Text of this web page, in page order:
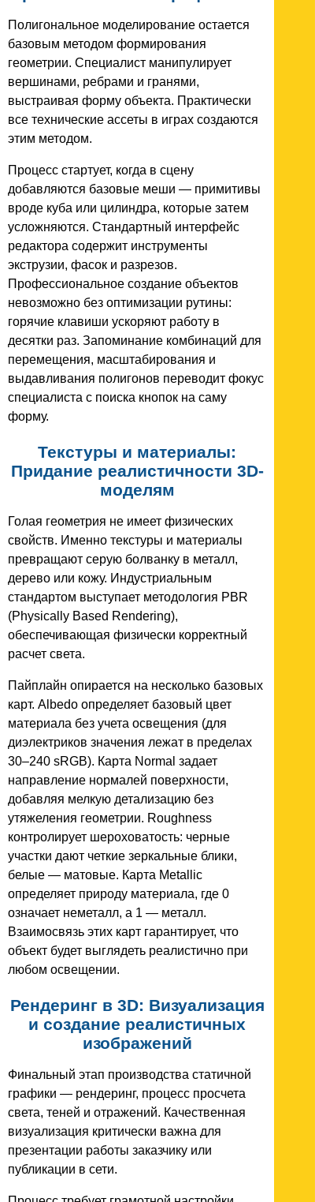
Полигональное моделирование остается
базовым методом формирования
геометрии. Специалист манипулирует
вершинами, ребрами и гранями,
выстраивая форму объекта. Практически
все технические ассеты в играх создаются
этим методом.
Процесс стартует, когда в сцену
добавляются базовые меши — примитивы
вроде куба или цилиндра, которые затем
усложняются. Стандартный интерфейс
редактора содержит инструменты
экструзии, фасок и разрезов.
Профессиональное создание объектов
невозможно без оптимизации рутины:
горячие клавиши ускоряют работу в
десятки раз. Запоминание комбинаций для
перемещения, масштабирования и
выдавливания полигонов переводит фокус
специалиста с поиска кнопок на саму
форму.
Текстуры и материалы:
Придание реалистичности 3D-
моделям
Голая геометрия не имеет физических
свойств. Именно текстуры и материалы
превращают серую болванку в металл,
дерево или кожу. Индустриальным
стандартом выступает методология PBR
(Physically Based Rendering),
обеспечивающая физически корректный
расчет света.
Пайплайн опирается на несколько базовых
карт. Albedo определяет базовый цвет
материала без учета освещения (для
диэлектриков значения лежат в пределах
30–240 sRGB). Карта Normal задает
направление нормалей поверхности,
добавляя мелкую детализацию без
утяжеления геометрии. Roughness
контролирует шероховатость: черные
участки дают четкие зеркальные блики,
белые — матовые. Карта Metallic
определяет природу материала, где 0
означает неметалл, а 1 — металл.
Взаимосвязь этих карт гарантирует, что
объект будет выглядеть реалистично при
любом освещении.
Рендеринг в 3D: Визуализация
и создание реалистичных
изображений
Финальный этап производства статичной
графики — рендеринг, процесс просчета
света, теней и отражений. Качественная
визуализация критически важна для
презентации работы заказчику или
публикации в сети.